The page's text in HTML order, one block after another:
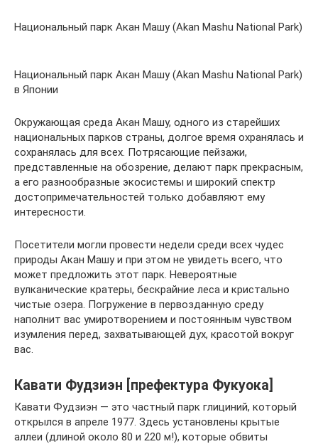
Национальный парк Акан Машу (Akan Mashu National Park)
Национальный парк Акан Машу (Akan Mashu National Park)
в Японии
Окружающая среда Акан Машу, одного из старейших
национальных парков страны, долгое время охранялась и
сохранялась для всех. Потрясающие пейзажи,
представленные на обозрение, делают парк прекрасным,
а его разнообразные экосистемы и широкий спектр
достопримечательностей только добавляют ему
интересности.
Посетители могли провести недели среди всех чудес
природы Акан Машу и при этом не увидеть всего, что
может предложить этот парк. Невероятные
вулканические кратеры, бескрайние леса и кристально
чистые озера. Погружение в первозданную среду
наполнит вас умиротворением и постоянным чувством
изумления перед, захватывающей дух, красотой вокруг
вас.
Кавати Фудзиэн [префектура Фукуока]
Кавати Фудзиэн — это частный парк глициний, который
открылся в апреле 1977. Здесь установлены крытые
аллеи (длиной около 80 и 220 м!), которые обвиты